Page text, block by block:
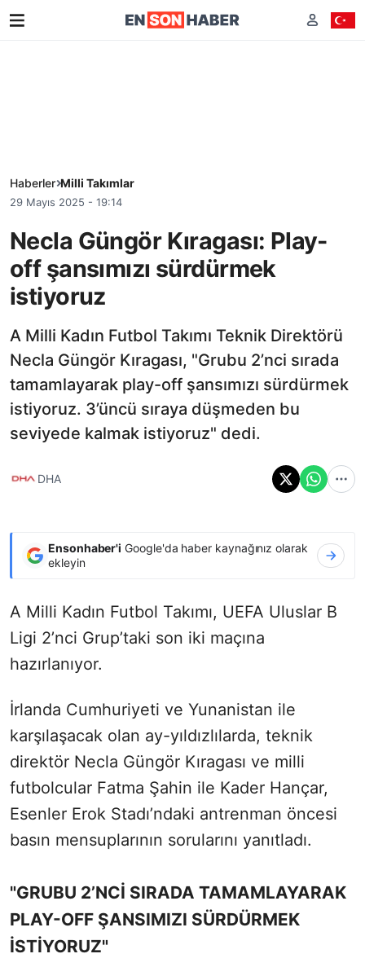
Haberler Milli Takımlar
29 Mayıs 2025 - 19:14
Necla Güngör Kıragası: Play-
off şansımızı sürdürmek
istiyoruz
A Milli Kadın Futbol Takımı Teknik Direktörü
Necla Güngör Kıragası, "Grubu 2’nci sırada
tamamlayarak play-off şansımızı sürdürmek
istiyoruz. 3’üncü sıraya düşmeden bu
seviyede kalmak istiyoruz" dedi.
DHA
Ensonhaber'i Google'da haber kaynağınız olarak
ekleyin
A Milli Kadın Futbol Takımı, UEFA Uluslar B
Ligi 2’nci Grup’taki son iki maçına
hazırlanıyor.
İrlanda Cumhuriyeti ve Yunanistan ile
karşılaşacak olan ay-yıldızlılarda, teknik
direktör Necla Güngör Kıragası ve milli
futbolcular Fatma Şahin ile Kader Hançar,
Esenler Erok Stadı’ndaki antrenman öncesi
basın mensuplarının sorularını yanıtladı.
"GRUBU 2’NCİ SIRADA TAMAMLAYARAK
PLAY-OFF ŞANSIMIZI SÜRDÜRMEK
İSTİYORUZ"